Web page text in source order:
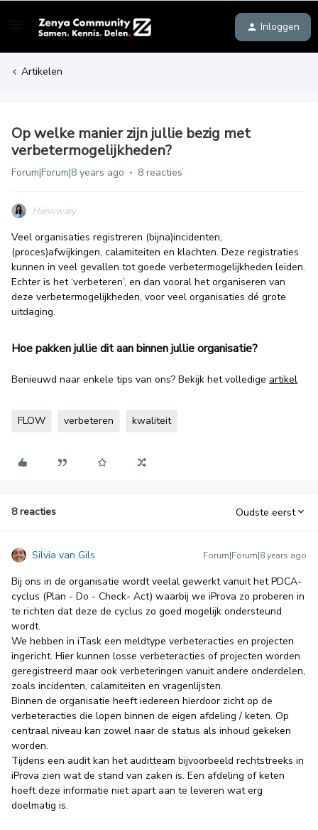
Inloggen
Artikelen
Op welke manier zijn jullie bezig met
verbetermogelijkheden?
Forum|Forum|8 years ago 8 reacties
Hiewwaiy
Veel organisaties registreren (bijna)incidenten,
(proces)afwijkingen, calamiteiten en klachten. Deze registraties
kunnen in veel gevallen tot goede verbetermogelijkheden leiden.
Echter is het ‘verbeteren’, en dan vooral het organiseren van
deze verbetermogelijkheden, voor veel organisaties dé grote
uitdaging.
Hoe pakken jullie dit aan binnen jullie organisatie?
Benieuwd naar enkele tips van ons? Bekijk het volledige artikel
FLOW verbeteren kwaliteit
8 reacties Oudste eerst
Silvia van Gils Forum|Forum|8 years ago
Bij ons in de organisatie wordt veelal gewerkt vanuit het PDCA-
cyclus (Plan - Do - Check- Act) waarbij we iProva zo proberen in
te richten dat deze de cyclus zo goed mogelijk ondersteund
wordt.
We hebben in iTask een meldtype verbeteracties en projecten
ingericht. Hier kunnen losse verbeteracties of projecten worden
geregistreerd maar ook verbeteringen vanuit andere onderdelen,
zoals incidenten, calamiteiten en vragenlijsten.
Binnen de organisatie heeft iedereen hierdoor zicht op de
verbeteracties die lopen binnen de eigen afdeling / keten. Op
centraal niveau kan zowel naar de status als inhoud gekeken
worden.
Tijdens een audit kan het auditteam bijvoorbeeld rechtstreeks in
iProva zien wat de stand van zaken is. Een afdeling of keten
hoeft deze informatie niet apart aan te leveren wat erg
doelmatig is.